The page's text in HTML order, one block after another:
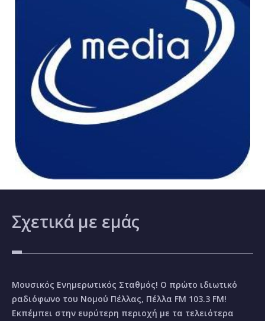
Σχετικά με εμάς
Μουσικός Ενημερωτικός Σταθμός! Ο πρώτο ιδιωτικό
ραδιόφωνο του Νομού Πέλλας, Πέλλα FM 103.3 FM!
Εκπέμπει στην ευρύτερη περιοχή με τα τελειότερα